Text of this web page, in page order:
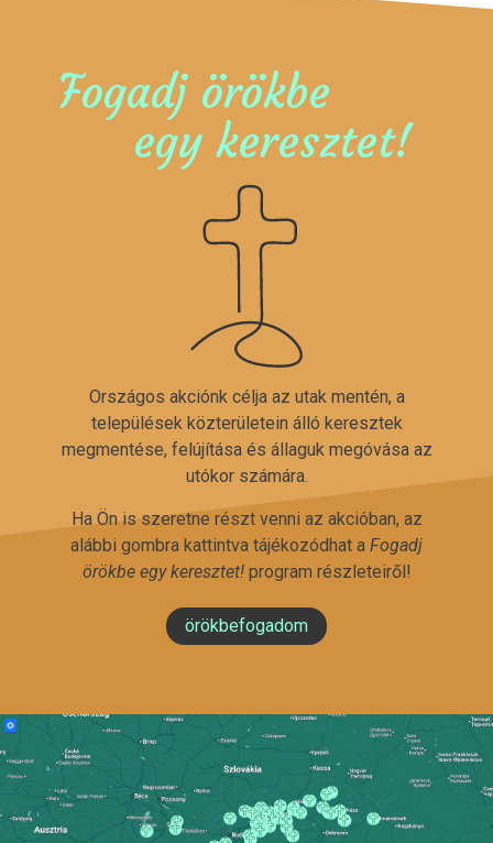
Fogadj örökbe
egy keresztet!
Országos akciónk célja az utak mentén, a
települések közterületein álló keresztek
megmentése, felújítása és állaguk megóvása az
utókor számára.
Ha Ön is szeretne részt venni az akcióban, az
alábbi gombra kattintva tájékozódhat a Fogadj
örökbe egy keresztet!program részleteiről!
örökbefogadom